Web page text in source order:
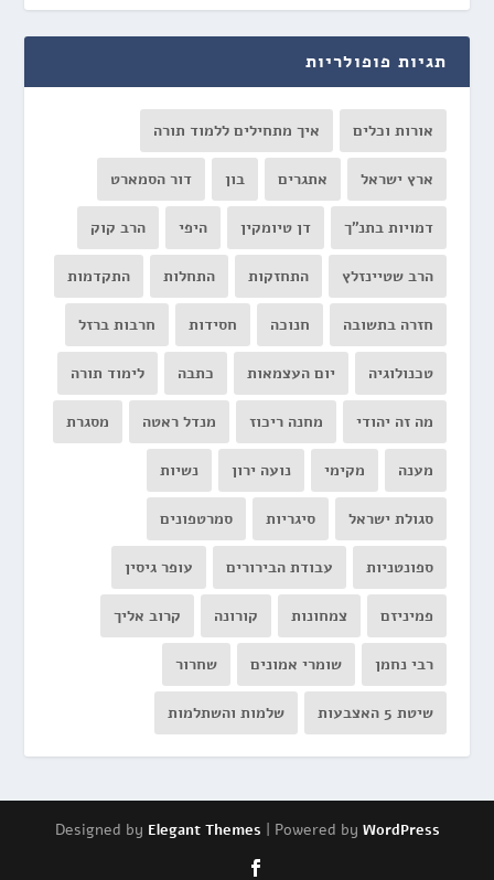
תגיות פופולריות
אורות וכלים איך מתחילים ללמוד תורה
ארץ ישראל אתגרים בון דור הסמארט
דמויות בתנ"ך דן טיומקין היפי הרב קוק
הרב שטיינזלץ התחזקות התחלות התקדמות
חזרה בתשובה חנוכה חסידות חרבות ברזל
טכנולוגיה יום העצמאות כתבה לימוד תורה
מה זה יהודי מחנה ריכוז מנדל ראטה מסגרת
מענה מקימי נועה ירון נשיות
סגולת ישראל סיגריות סמרטפונים
ספונטניות עבודת הבירורים עופר גיסין
פמיניזם צמחונות קורונה קרוב אליך
רבי נחמן שומרי אמונים שחרור
שיטת 5 האצבעות שלמות והשתלמות
Designed by Elegant Themes | Powered by WordPress